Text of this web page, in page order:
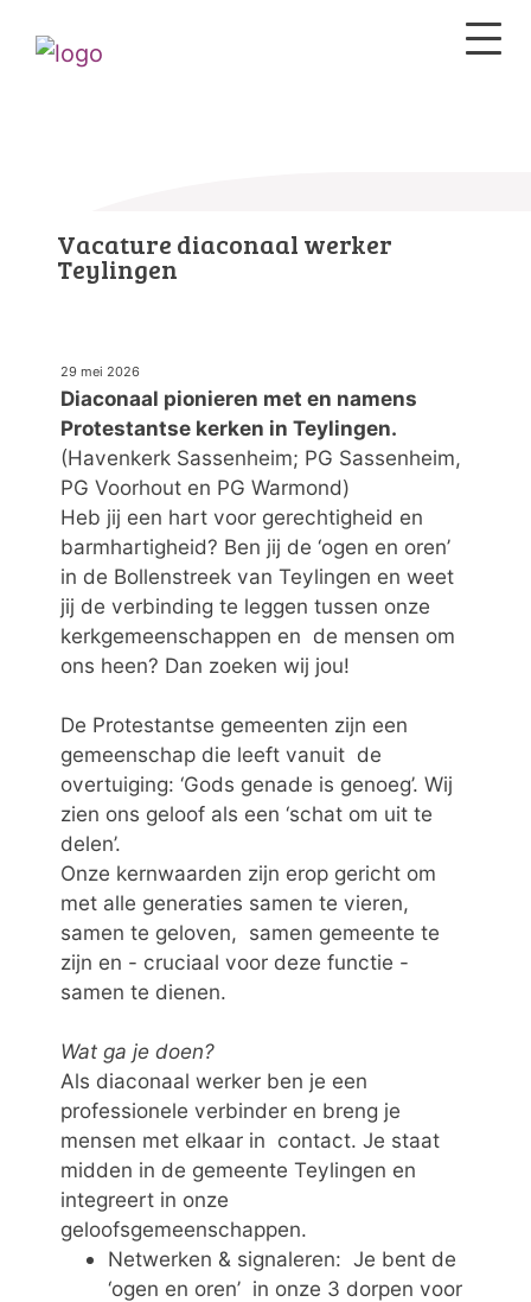
Vacature diaconaal werker
Teylingen
29 mei 2026
Diaconaal pionieren met en namens
Protestantse kerken in Teylingen.
(Havenkerk Sassenheim; PG Sassenheim,
PG Voorhout en PG Warmond)
Heb jij een hart voor gerechtigheid en
barmhartigheid? Ben jij de ‘ogen en oren’
in de Bollenstreek van Teylingen en weet
jij de verbinding te leggen tussen onze
kerkgemeenschappen en de mensen om
ons heen? Dan zoeken wij jou!
De Protestantse gemeenten zijn een
gemeenschap die leeft vanuit de
overtuiging: ‘Gods genade is genoeg’. Wij
zien ons geloof als een ‘schat om uit te
delen’.
Onze kernwaarden zijn erop gericht om
met alle generaties samen te vieren,
samen te geloven, samen gemeente te
zijn en - cruciaal voor deze functie -
samen te dienen.
Wat ga je doen?
Als diaconaal werker ben je een
professionele verbinder en breng je
mensen met elkaar in contact. Je staat
midden in de gemeente Teylingen en
integreert in onze
geloofsgemeenschappen.
Netwerken & signaleren: Je bent de
‘ogen en oren’ in onze 3 dorpen voor